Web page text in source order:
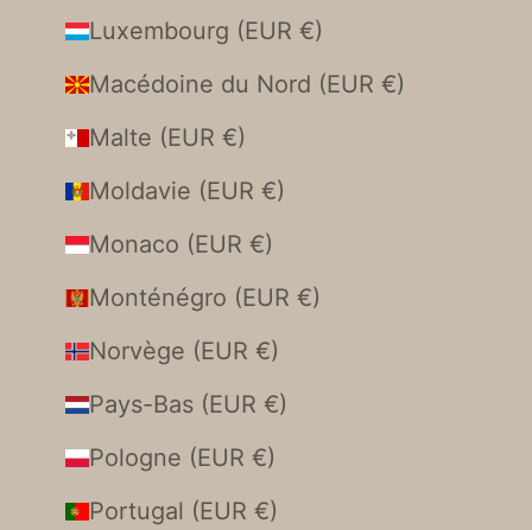
Luxembourg (EUR €)
Macédoine du Nord (EUR €)
Malte (EUR €)
Moldavie (EUR €)
Monaco (EUR €)
Monténégro (EUR €)
Norvège (EUR €)
Pays-Bas (EUR €)
Pologne (EUR €)
Portugal (EUR €)